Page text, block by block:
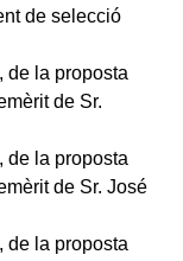
de selecció
de la proposta
de Sr.
de la proposta
de Sr. José
de la proposta